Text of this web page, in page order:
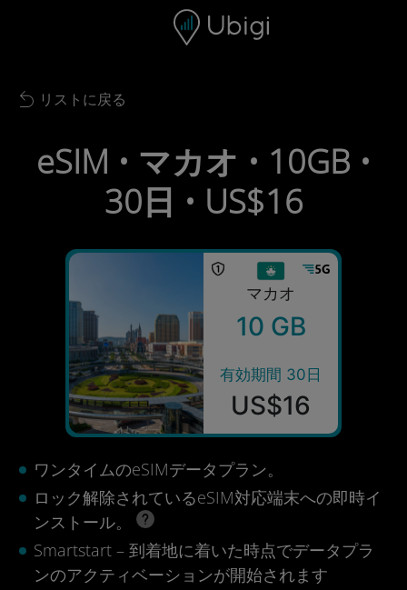
ナビゲーションバー フッター
Back to list
リストに戻る
eSIM • マカオ • 10GB •
30日 • US$16
マカオ
10 GB
有効期間 30日
US$16
ワンタイムのeSIMデータプラン。
ロック解除されているeSIM対応端末への即時イ
ンストール。
Smartstart – 到着地に着いた時点でデータプラ
ンのアクティベーションが開始されます